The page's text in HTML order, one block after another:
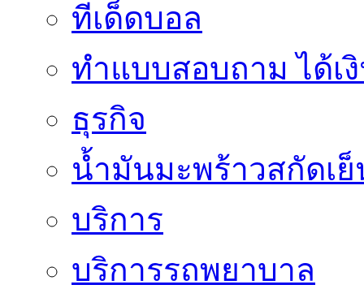
ทีเด็ดบอล
ทําแบบสอบถาม ได้เ
ธุรกิจ
น้ำมันมะพร้าวสกัดเ
บริการ
บริการรถพยาบาล